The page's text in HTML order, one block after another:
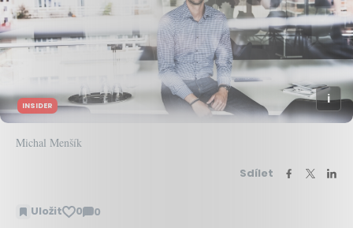
INSIDER
Michal Menšík
Sdílet
Uložit 0 0
Zobrazit